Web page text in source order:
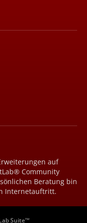
auf
Community
Beratung bin
Internetauftritt.
Suite™